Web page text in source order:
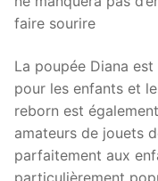
faire sourire
La poupée Diana est
pour les enfants et
reborn est
amateurs de jouets
parfaitement aux
particulièrement